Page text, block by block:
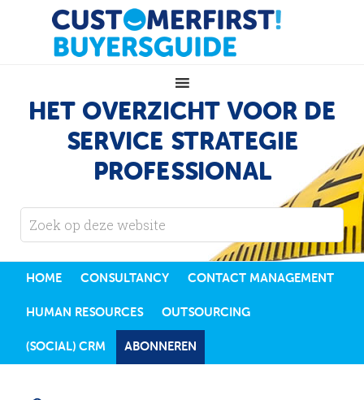
HET OVERZICHT VOOR DE
SERVICE STRATEGIE
PROFESSIONAL
HOME CONSULTANCY CONTACT MANAGEMENT
HUMAN RESOURCES OUTSOURCING
(SOCIAL) CRM ABONNEREN